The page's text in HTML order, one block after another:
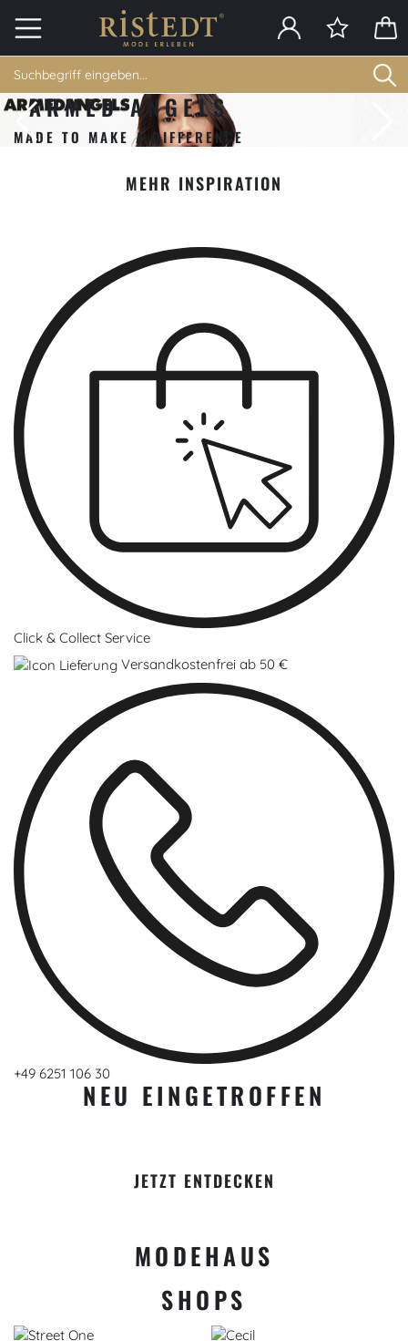
ANGELS
A DIFFERENCE
MEHR INSPIRATION
Click & Collect Service
Versandkostenfrei ab 50 €
+49 6251 106 30
NEU EINGETROFFEN
JETZT ENTDECKEN
MODEHAUS
SHOPS